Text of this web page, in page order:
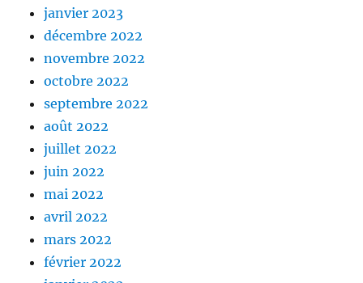
janvier 2023
décembre 2022
novembre 2022
octobre 2022
septembre 2022
août 2022
juillet 2022
juin 2022
mai 2022
avril 2022
mars 2022
février 2022